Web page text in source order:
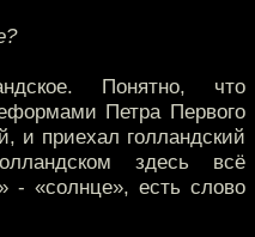
Понятно, что
Петра Первого
и приехал голландский
здесь всё
- «солнце», есть слово